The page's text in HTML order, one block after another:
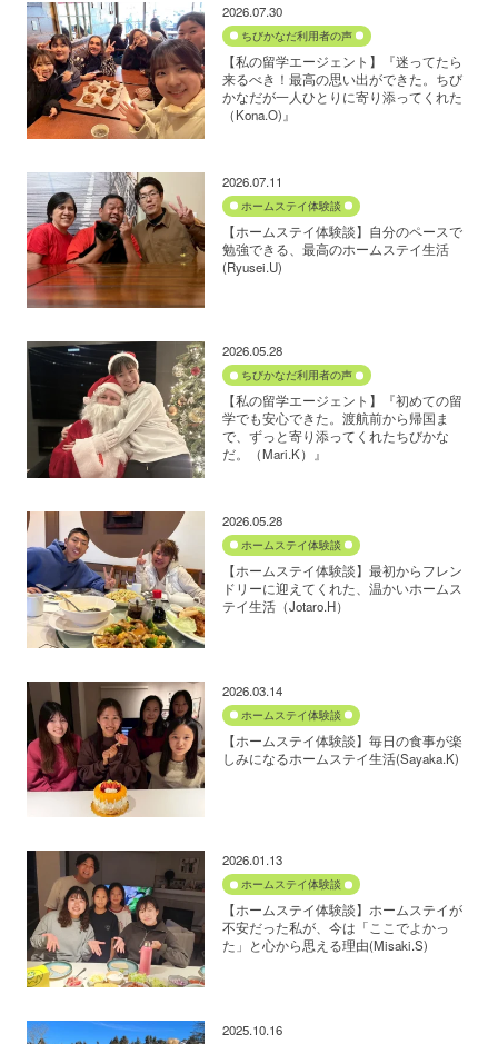
2026.07.30
ちびかなだ利用者の声
【私の留学エージェント】『迷ってたら
来るべき！最高の思い出ができた。ちび
かなだが一人ひとりに寄り添ってくれた
（Kona.O)』
2026.07.11
ホームステイ体験談
【ホームステイ体験談】自分のペースで
勉強できる、最高のホームステイ生活
(Ryusei.U)
2026.05.28
ちびかなだ利用者の声
【私の留学エージェント】『初めての留
学でも安心できた。渡航前から帰国ま
で、ずっと寄り添ってくれたちびかな
だ。（Mari.K）』
2026.05.28
ホームステイ体験談
【ホームステイ体験談】最初からフレン
ドリーに迎えてくれた、温かいホームス
テイ生活（Jotaro.H）
2026.03.14
ホームステイ体験談
【ホームステイ体験談】毎日の食事が楽
しみになるホームステイ生活(Sayaka.K)
2026.01.13
ホームステイ体験談
【ホームステイ体験談】ホームステイが
不安だった私が、今は「ここでよかっ
た」と心から思える理由(Misaki.S)
2025.10.16